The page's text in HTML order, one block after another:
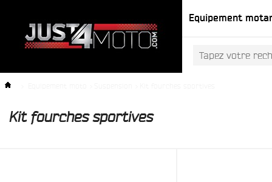
Equipement
Kit fourches sportives